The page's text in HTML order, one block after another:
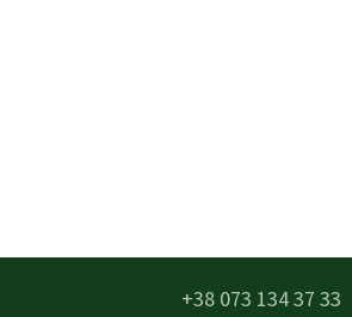
+38 073 134 37 33